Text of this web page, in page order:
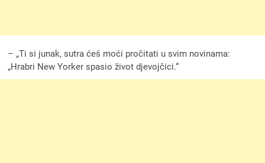
– „Ti si junak, sutra ćeš moći pročitati u svim novinama:
„Hrabri New Yorker spasio život djevojčici.“